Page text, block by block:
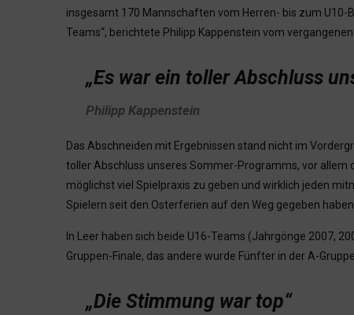
insgesamt 170 Mannschaften vom Herren- bis zum U10-
Teams“, berichtete Philipp Kappenstein vom vergangenen
„Es war ein toller Abschluss
Philipp Kappenstein
Das Abschneiden mit Ergebnissen stand nicht im
toller Abschluss unseres Sommer-Programms, vor allem
möglichst viel Spielpraxis zu geben und wirklich jeden
Spielern seit den Osterferien auf den Weg gegeben
In Leer haben sich beide U16-Teams (Jahrgönge 2007,
Gruppen-Finale, das andere wurde Fünfter in der A-
„Die Stimmung war top“